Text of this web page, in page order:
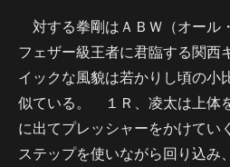
対する拳剛はＡＢＷ（オール
フェザー級王者に君臨する関西
イックな風貌は若かりし頃の小
似ている。 １Ｒ、凌太は上体
に出てプレッシャーをかけてい
ステップを使いながら回り込み